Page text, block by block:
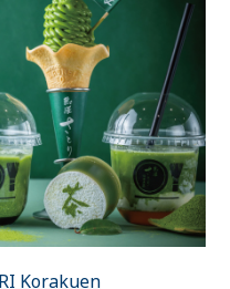
Korakuen